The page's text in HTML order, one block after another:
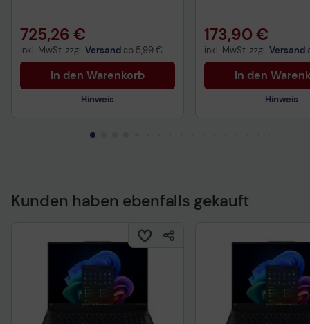
725,26 €
inkl. MwSt. zzgl. Versand ab 5,99 €
In den Warenkorb
Hinweis
Vorvertragliche Informationen
gemäß der EU-
Datenverordnung
173,90 €
inkl. MwSt. zzgl. Versand
In den
Hinweis
Vorvertragliche
gemäß der EU-
Datenverordnung
Kunden haben ebenfalls gekauft